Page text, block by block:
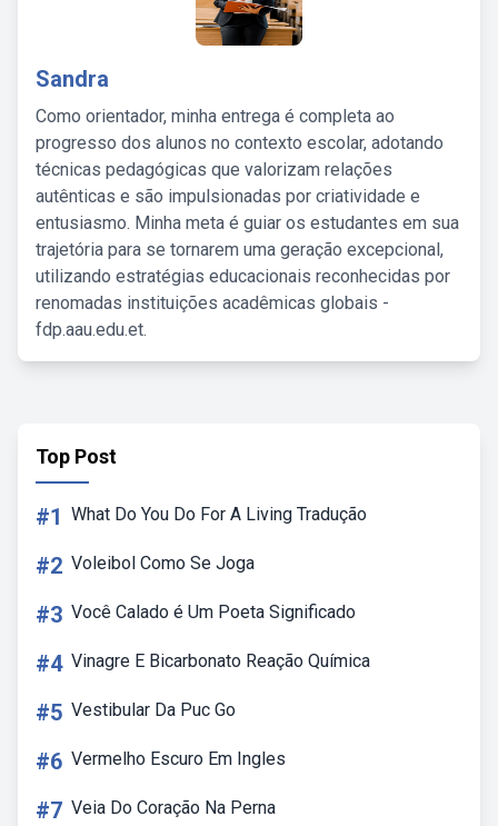
Sandra
Como orientador, minha entrega é completa ao
progresso dos alunos no contexto escolar, adotando
técnicas pedagógicas que valorizam relações
autênticas e são impulsionadas por criatividade e
entusiasmo. Minha meta é guiar os estudantes em sua
trajetória para se tornarem uma geração excepcional,
utilizando estratégias educacionais reconhecidas por
renomadas instituições acadêmicas globais -
fdp.aau.edu.et.
Top Post
#1 What Do You Do For A Living Tradução
#2 Voleibol Como Se Joga
#3 Você Calado é Um Poeta Significado
#4 Vinagre E Bicarbonato Reação Química
#5 Vestibular Da Puc Go
#6 Vermelho Escuro Em Ingles
#7 Veia Do Coração Na Perna